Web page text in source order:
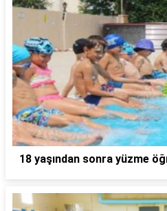
18 yaşından sonra yüzme